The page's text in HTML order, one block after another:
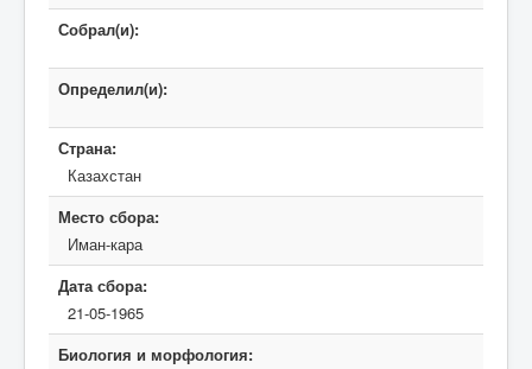
Собрал(и):
Определил(и):
Страна:
Казахстан
Место сбора:
Иман-кара
Дата сбора:
21-05-1965
Биология и морфология: